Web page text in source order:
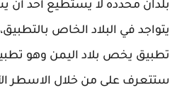
بلدان محدده لا يستطيع أحد أن
يتواجد في البلاد الخاص
تطبيق يخص بلاد اليمن وهو
ستتعرف على من خلال الاسطر